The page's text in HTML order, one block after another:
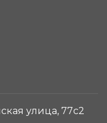
улица, 77с2